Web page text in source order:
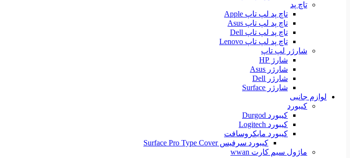
تاچ پد
تاچ پد لپ تاپ Apple
تاچ پد لپ تاپ Asus
تاچ پد لپ تاپ Dell
تاچ پد لپ تاپ Lenovo
شارژر لپ تاپ
شارژ HP
شارژر Asus
شارژر Dell
شارژر Surface
لوازم جانبی
کیبورد
کیبورد Durgod
کیبورد Logitech
کیبورد مایکروسافت
کیبورد سرفیس Surface Pro Type Cover
ماژول سیم کارت wwan